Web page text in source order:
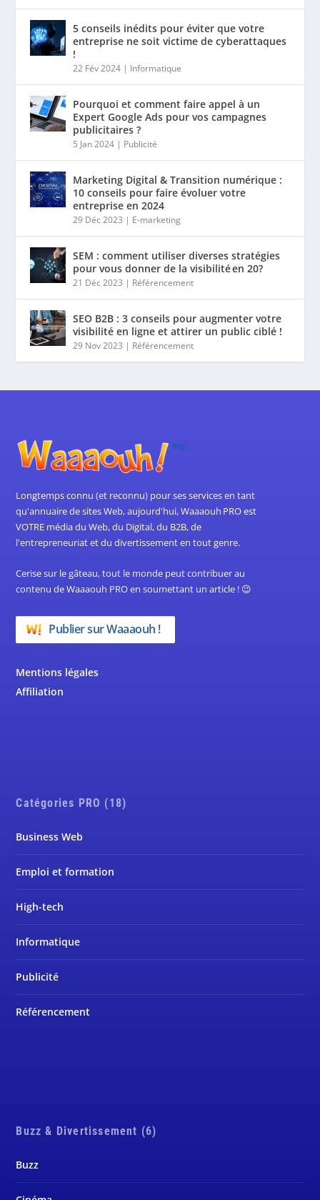
5 conseils inédits pour éviter que votre
entreprise ne soit victime de cyberattaques
!
22 Fév 2024 | Informatique
Pourquoi et comment faire appel à un
Expert Google Ads pour vos campagnes
publicitaires ?
5 Jan 2024 | Publicité
Marketing Digital & Transition numérique :
10 conseils pour faire évoluer votre
entreprise en 2024
29 Déc 2023 | E-marketing
SEM : comment utiliser diverses stratégies
pour vous donner de la visibilité en 20?
21 Déc 2023 | Référencement
SEO B2B : 3 conseils pour augmenter votre
visibilité en ligne et attirer un public ciblé !
29 Nov 2023 | Référencement
Longtemps connu (et reconnu) pour ses services en tant
qu'annuaire de sites Web, aujourd'hui, Waaaouh PRO est
VOTRE média du Web, du Digital, du B2B, de
l'entrepreneuriat et du divertissement en tout genre.
Cerise sur le gâteau, tout le monde peut contribuer au
contenu de Waaaouh PRO en soumettant un article ! 😉
Publier sur Waaaouh !
Mentions légales
Affiliation
Catégories PRO (18)
Business Web
Emploi et formation
High-tech
Informatique
Publicité
Référencement
Buzz & Divertissement (6)
Buzz